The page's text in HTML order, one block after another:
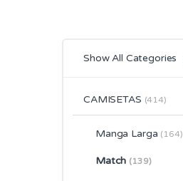
Show All Categories
CAMISETAS (414)
Manga Larga (164)
Match (139)